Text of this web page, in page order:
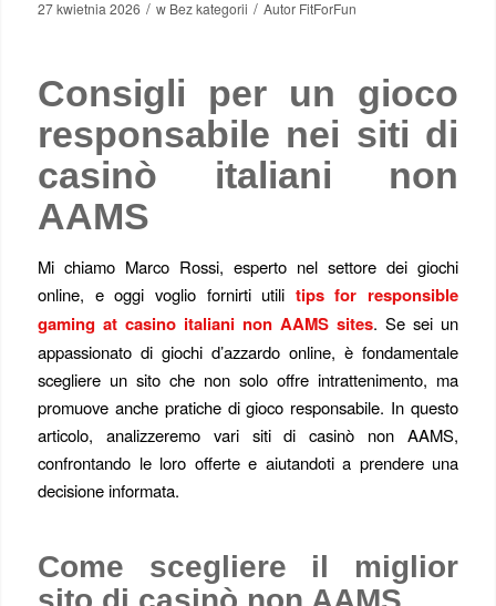
27 kwietnia 2026 / w Bez kategorii / Autor FitForFun
Consigli per un gioco
responsabile nei siti di
casinò italiani non
AAMS
Mi chiamo Marco Rossi, esperto nel settore dei giochi
online, e oggi voglio fornirti utili tips for responsible
gaming at casino italiani non AAMS sites. Se sei un
appassionato di giochi d’azzardo online, è fondamentale
scegliere un sito che non solo offre intrattenimento, ma
promuove anche pratiche di gioco responsabile. In questo
articolo, analizzeremo vari siti di casinò non AAMS,
confrontando le loro offerte e aiutandoti a prendere una
decisione informata.
Come scegliere il miglior